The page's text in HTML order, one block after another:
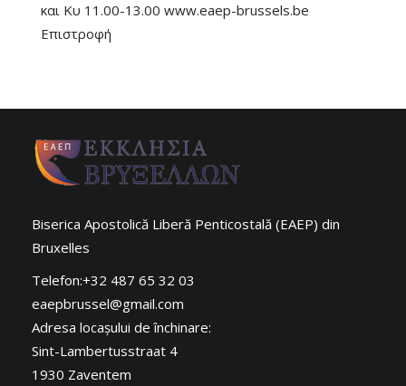
και Κυ 11.00-13.00 www.eaep-brussels.be
Επιστροφή
Biserica Apostolică Liberă Penticostală (EAEP) din
Bruxelles
Telefon:+32 487 65 32 03
eaepbrussel@gmail.com
Adresa locaşului de închinare:
Sint-Lambertusstraat 4
1930 Zaventem